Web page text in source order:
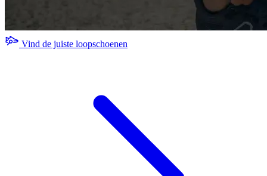
Vind de juiste loopschoenen